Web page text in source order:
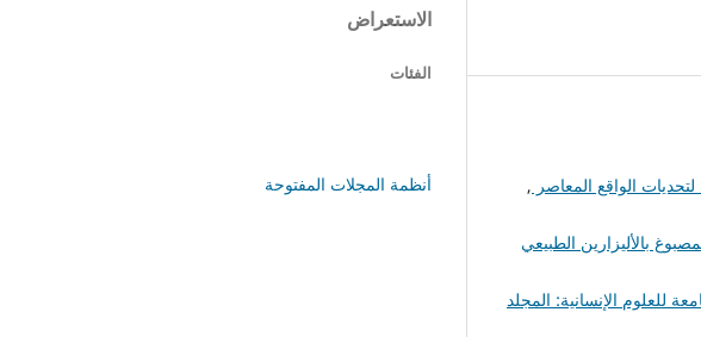
الواقع المعاصر ,
بالأليزارين الطبيعي
للعلوم الإنسانية: المجلد
الاستعراض
الفئات
أنظمة المجلات المفتوحة